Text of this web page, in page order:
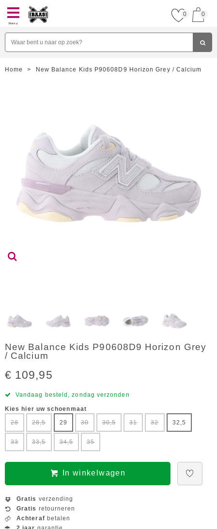
Menu
0 0
Home > New Balance Kids P90608D9 Horizon Grey / Calcium
New Balance Kids P90608D9 Horizon Grey
/ Calcium
€ 109,95
Vandaag besteld, zondag verzonden
Kies hier uw schoenmaat
28
28,5 29 30 30,5 31 32 32,5
33 33,5 34,5 35
In winkelwagen
Gratis verzending
Gratis retourneren
Achteraf betalen